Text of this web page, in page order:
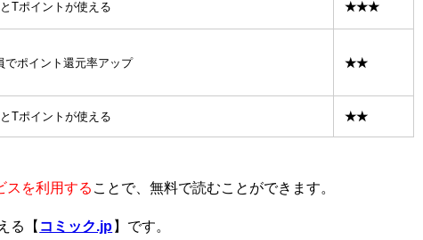
Tポイントが使える ★★★
でポイント還元率アップ ★★
Tポイントが使える ★★
スを利用する ことで、無料で読むことができます。
る【 コミック.jp 】です。